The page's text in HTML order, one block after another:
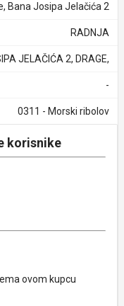
Bana Josipa Jelačića 2
RADNJA
JELAČIĆA 2, DRAGE,
-
0311 - Morski ribolov
korisnike
ovom kupcu